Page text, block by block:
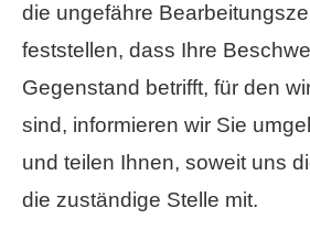
die ungefähre
feststellen, dass Ihre
Gegenstand betrifft, für den
sind, informieren wir Sie
und teilen Ihnen, soweit uns
die zuständige Stelle mit.